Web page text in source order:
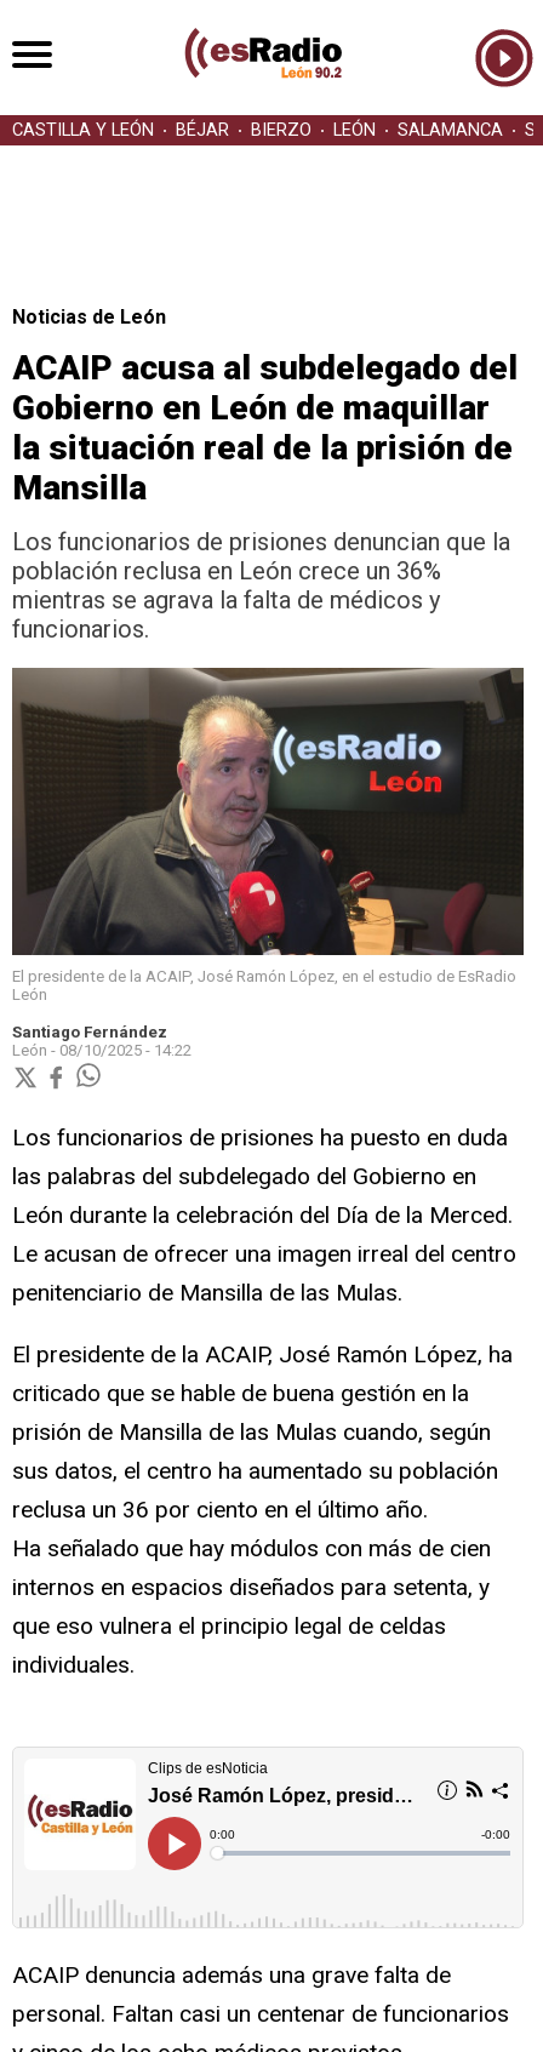
CASTILLA Y LEÓN BÉJAR BIERZO LEÓN SALAMANCA
Noticias de León
ACAIP acusa al subdelegado del
Gobierno en León de maquillar
la situación real de la prisión de
Mansilla
Los funcionarios de prisiones denuncian que la
población reclusa en León crece un 36%
mientras se agrava la falta de médicos y
funcionarios.
El presidente de la ACAIP, José Ramón López, en el estudio de EsRadio
León
Santiago Fernández
León - 08/10/2025 - 14:22
Los funcionarios de prisiones ha puesto en duda
las palabras del subdelegado del Gobierno en
León durante la celebración del Día de la Merced.
Le acusan de ofrecer una imagen irreal del centro
penitenciario de Mansilla de las Mulas.
El presidente de la ACAIP, José Ramón López, ha
criticado que se hable de buena gestión en la
prisión de Mansilla de las Mulas cuando, según
sus datos, el centro ha aumentado su población
reclusa un 36 por ciento en el último año.
Ha señalado que hay módulos con más de cien
internos en espacios diseñados para setenta, y
que eso vulnera el principio legal de celdas
individuales.
ACAIP denuncia además una grave falta de
personal. Faltan casi un centenar de funcionarios